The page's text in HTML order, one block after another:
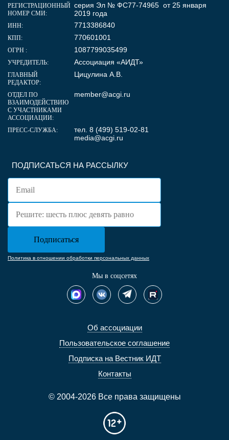
Об ассоциации
Пользовательское соглашение
Подписка на Вестник ИДТ
Контакты
© 2004-2026 Все права защищены
ПОДПИСАТЬСЯ НА РАССЫЛКУ
Политика в отношении обработки персональных данных
Мы в соцсетях
РЕГИСТРАЦИОННЫЙ
НОМЕР СМИ:
серия Эл № ФС77-74965 от 25 января
2019 года
ИНН: 7713386840
КПП: 770601001
ОГРН : 1087799035499
УЧРЕДИТЕЛЬ: Ассоциация «АИДТ»
ГЛАВНЫЙ
РЕДАКТОР:
Цицулина А.В.
ОТДЕЛ ПО
ВЗАИМОДЕЙСТВИЮ
С УЧАСТНИКАМИ
АССОЦИАЦИИ:
member@acgi.ru
ПРЕСС-СЛУЖБА:
тел. 8 (499) 519-02-81
media@acgi.ru